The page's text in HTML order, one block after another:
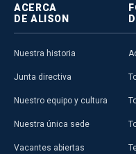
ACERCA
DE ALISON
Nuestra historia
Junta directiva
Nuestro equipo y cultura
Nuestra única sede
Vacantes abiertas